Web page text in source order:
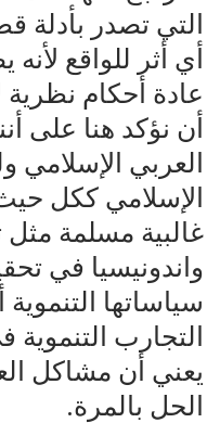
التي تصدر بأدلة
أي أثر للواقع
عادة أحكام نظرية
أن نؤكد هنا على
العربي الإسلامي
الإسلامي ككل
غالبية مسلمة مثل
واندونيسيا في
سياساتها
التجارب التنموية
يعني أن مشاكل
الحل بالمرة.